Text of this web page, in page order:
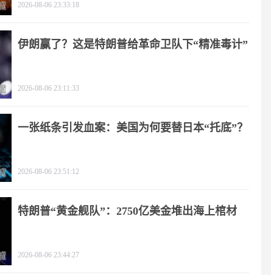
2026-08-06 23:33:18
伊朗赢了？这是特朗普给革命卫队下“精准毒计”
2026-08-06 23:11:33
一张纸条引发血案：美国为何要替日本“托底”？
2026-08-06 23:51:12
特朗普“黄金舰队”：2750亿美金堆出海上棺材
2026-08-06 23:44:27